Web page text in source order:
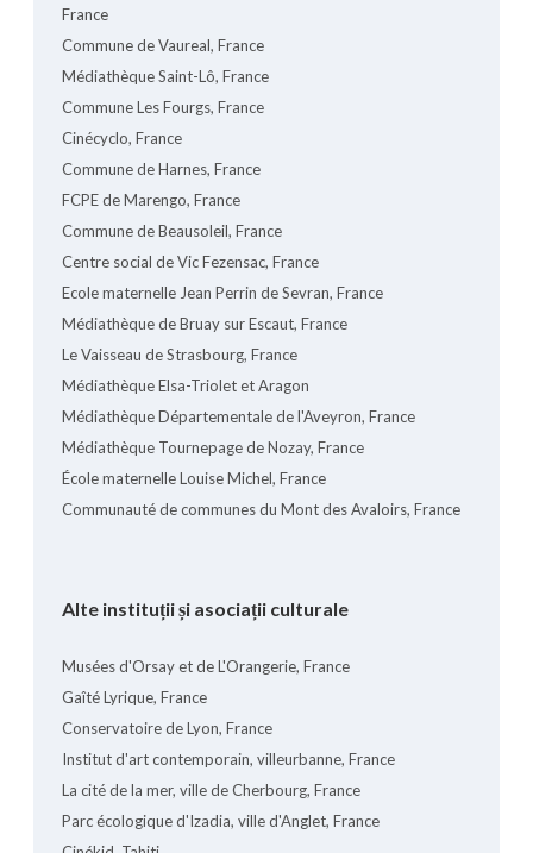
France
Commune de Vaureal, France
Médiathèque Saint-Lô, France
Commune Les Fourgs, France
Cinécyclo, France
Commune de Harnes, France
FCPE de Marengo, France
Commune de Beausoleil, France
Centre social de Vic Fezensac, France
Ecole maternelle Jean Perrin de Sevran, France
Médiathèque de Bruay sur Escaut, France
Le Vaisseau de Strasbourg, France
Médiathèque Elsa-Triolet et Aragon
Médiathèque Départementale de l'Aveyron, France
Médiathèque Tournepage de Nozay, France
École maternelle Louise Michel, France
Communauté de communes du Mont des Avaloirs, France
Alte instituții și asociații culturale
Musées d'Orsay et de L'Orangerie, France
Gaîté Lyrique, France
Conservatoire de Lyon, France
Institut d'art contemporain, villeurbanne, France
La cité de la mer, ville de Cherbourg, France
Parc écologique d'Izadia, ville d'Anglet, France